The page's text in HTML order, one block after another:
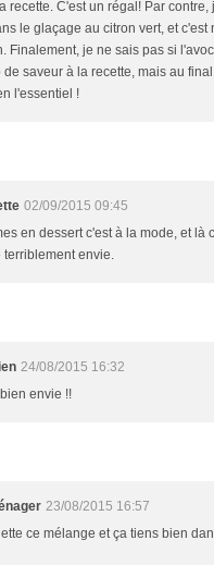
recette. C'est un régal! Par contre,
le glaçage au citron vert, et c'est
Finalement, je ne sais pas si
saveur à la recette, mais au
l'essentiel !
02/09/2015 09:45
en dessert c'est à la mode, et là
terriblement envie.
24/08/2015 16:32
envie !!
23/08/2015 16:57
ce mélange et ça tiens bien